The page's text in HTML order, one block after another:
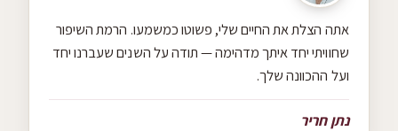
אתה הצלת את החיים שלי, פשוטו כמשמעו. הרמת השיפור
שחוויתי יחד איתך מדהימה — תודה על השנים שעברנו יחד
ועל ההכוונה שלך.
נתן חריר